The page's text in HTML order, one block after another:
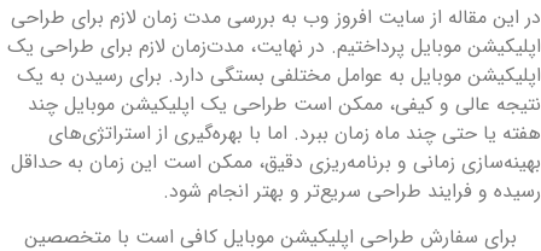
در این مقاله از سایت افروز وب به بررسی مدت زمان لازم برای طراحی
اپلیکیشن موبایل پرداختیم. در نهایت، مدت‌زمان لازم برای طراحی یک
اپلیکیشن موبایل به عوامل مختلفی بستگی دارد. برای رسیدن به یک
نتیجه عالی و کیفی، ممکن است طراحی یک اپلیکیشن موبایل چند
هفته یا حتی چند ماه زمان ببرد. اما با بهره‌گیری از استراتژی‌های
بهینه‌سازی زمانی و برنامه‌ریزی دقیق، ممکن است این زمان به حداقل
رسیده و فرایند طراحی سریع‌تر و بهتر انجام شود.
برای سفارش طراحی اپلیکیشن موبایل کافی است با متخصصین